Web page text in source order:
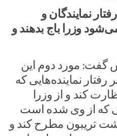
نمایندگان و
وزرا باج بدهند و
گفت: مورد دوم این
نماینده‌هایی که
کند و از وزرا
که از وی شده است
تریبون مطرح کند و